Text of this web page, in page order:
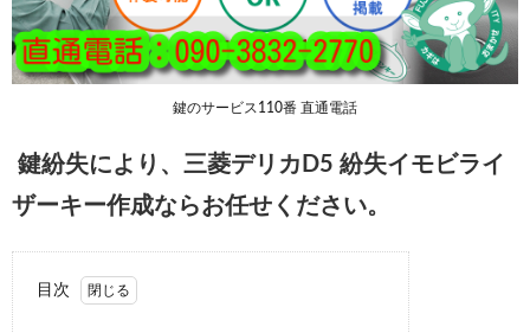
鍵のサービス110番 直通電話
鍵紛失により、三菱デリカD5 紛失イモビライ
ザーキー作成ならお任せください。
目次